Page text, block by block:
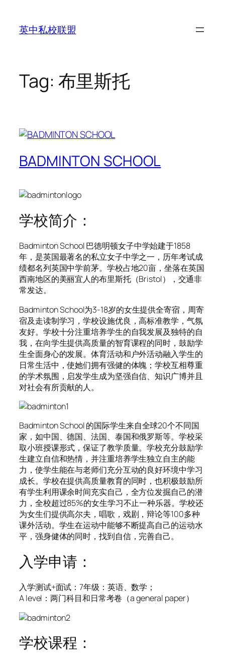
content
英中私校联盟
Tag: 布里斯托
BADMINTON SCHOOL
学校简介：
Badminton School 巴徳明顿女子中学始建于1858
年，是英国最著名的私立女子中学之一，历年考试成
绩都名列英国中学前茅。学校占地20亩，坐落在英国
西南地区的美丽宜人的布里斯托（Bristol），交通非
常发达。
Badminton School为3-18岁的女生提供全寄宿，周寄
宿及走读制学习，学校设施优良，高标准教学，气氛
友好。学校十分注重培养学生的自我发展及独特的自
我，在向学生提供高质量的智育课程的同时，鼓励学
生全面身心的发展。体育活动和户外活动融入学生的
日常生活中，使她们拥有强健的体魄；学校互相尊重
的学术氛围，启发学生成为坚强自信、知识广博并且
对社会有所贡献的人。
Badminton School 的国际学生来自全球20个不同国
家，如中国、德国、法国、泰国和俄罗斯等。学校采
取小班授课形式，保证了教学质量。学校充分鼓励学
生建立自信和热情，并注重培养学生独立自主的能
力，使学生能在与老师们充分互动的良好环境中学习
成长。学校在提供高质量教育的同时，也积极鼓励所
有学生利用课余时间充实自己，全方位发掘自己的潜
力，全校超过85%的女生学习不止一种乐器。学校还
为女生们提供高尔夫，唱歌，戏剧，辩论等100多种
课外活动。学生在运动中能够不断提高自己的运动水
平，强身健体的同时，找到自信，完善自己。
入学申请：
入学测试+面试：7年级：英语、数学；
A level：两门科目和日常考卷（a general paper）
学校课程：